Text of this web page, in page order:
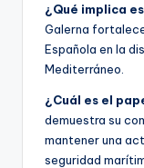
¿Qué implica
Galerna
Española en la
Mediterráneo.
¿Cuál es el
demuestra su
mantener una
seguridad